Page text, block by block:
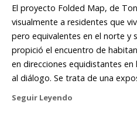
El proyecto Folded Map, de
visualmente a residentes que
pero equivalentes en el norte y
propició el encuentro de
en direcciones equidistantes
al diálogo. Se trata de una
Seguir Leyendo